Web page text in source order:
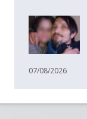
07/08/2026